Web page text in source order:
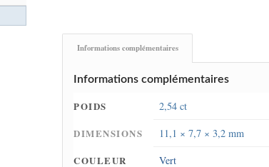
Informations complémentaires
Informations complémentaires
POIDS
2,54 ct
DIMENSIONS
11,1 × 7,7 × 3,2 mm
COULEUR
Vert